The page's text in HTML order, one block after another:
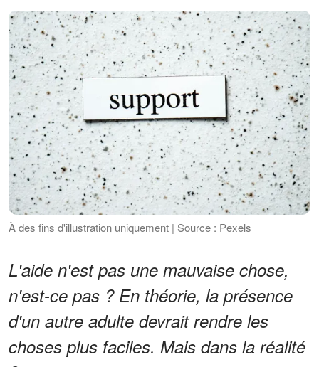
À des fins d'illustration uniquement | Source : Pexels
L'aide n'est pas une mauvaise chose,
n'est-ce pas ? En théorie, la présence
d'un autre adulte devrait rendre les
choses plus faciles. Mais dans la réalité